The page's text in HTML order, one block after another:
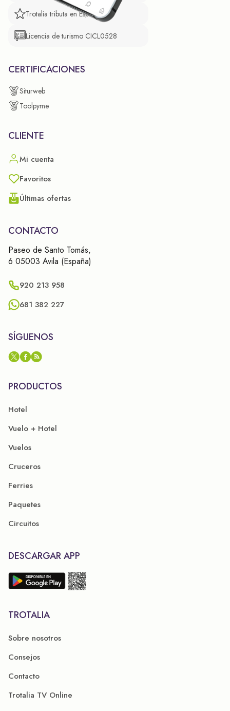
Trotalia tributa en España
Licencia de turismo CICL0528
CERTIFICACIONES
Siturweb
Toolpyme
CLIENTE
Mi cuenta
Favoritos
Últimas ofertas
CONTACTO
Paseo de Santo Tomás,
6 05003 Avila (España)
920 213 958
681 382 227
SÍGUENOS
PRODUCTOS
Hotel
Vuelo + Hotel
Vuelos
Cruceros
Ferries
Paquetes
Circuitos
DESCARGAR APP
TROTALIA
Sobre nosotros
Consejos
Contacto
Trotalia TV Online